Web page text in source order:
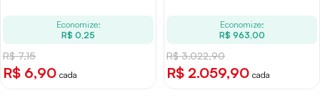
Economize:
R$ 0,25
R$ 7,15
R$ 6,90 cada
Economize:
R$ 963,00
R$ 3.022,90
R$ 2.059,90 cada